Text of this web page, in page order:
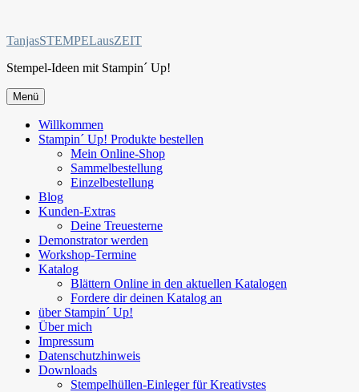
springen
TanjasSTEMPELausZEIT
Stempel-Ideen mit Stampin´ Up!
Menü
Willkommen
Stampin´ Up! Produkte bestellen
Mein Online-Shop
Sammelbestellung
Einzelbestellung
Blog
Kunden-Extras
Deine Treuesterne
Demonstrator werden
Workshop-Termine
Katalog
Blättern Online in den aktuellen Katalogen
Fordere dir deinen Katalog an
über Stampin´ Up!
Über mich
Impressum
Datenschutzhinweis
Downloads
Stempelhüllen-Einleger für Kreativstes